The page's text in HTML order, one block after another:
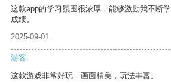
这款app的学习氛围很浓厚，能够激励我不断
成绩。
2025-09-01
游客
这款游戏非常好玩，画面精美，玩法丰富。